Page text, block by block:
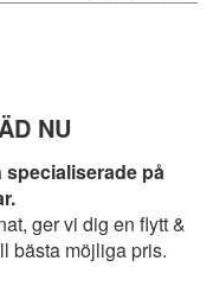
NU
specialiserade på
ger vi dig en flytt &
bästa möjliga pris.